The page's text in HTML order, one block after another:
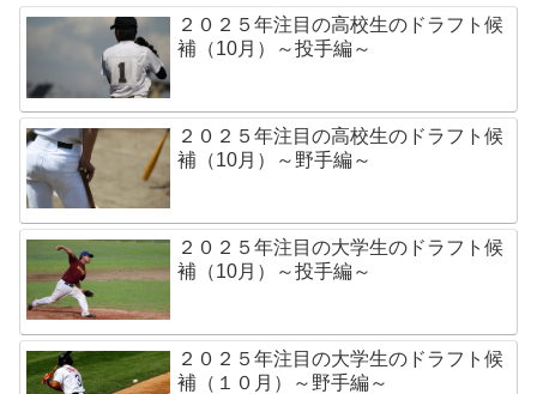
２０２５年注目の高校生のドラフト候
補（10月）～投手編～
２０２５年注目の高校生のドラフト候
補（10月）～野手編～
２０２５年注目の大学生のドラフト候
補（10月）～投手編～
２０２５年注目の大学生のドラフト候
補（１０月）～野手編～